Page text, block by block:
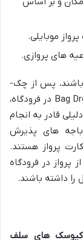
موبایلی.
های پروازی.
پس از چک-
این آنلاین می توانند با مراجعه به باجه های Bag Drop در فرودگاه،
قادر به انجام
باجه های پذیرش
پرواز هستند.
در فرودگاه
را داشته باشند.
کیوسک های سلف